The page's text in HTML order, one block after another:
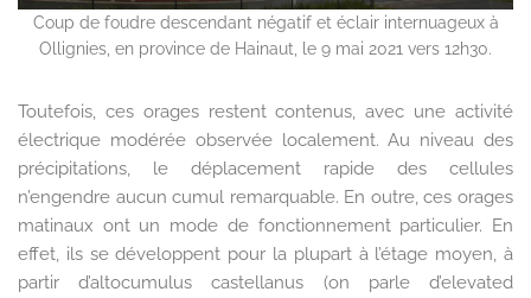
Coup de foudre descendant négatif et éclair internuageux à
Ollignies, en province de Hainaut, le 9 mai 2021 vers 12h30.
Toutefois, ces orages restent contenus, avec une activité
électrique modérée observée localement. Au niveau des
précipitations, le déplacement rapide des cellules
n’engendre aucun cumul remarquable. En outre, ces orages
matinaux ont un mode de fonctionnement particulier. En
effet, ils se développent pour la plupart à l’étage moyen, à
partir d’altocumulus castellanus (on parle d’elevated